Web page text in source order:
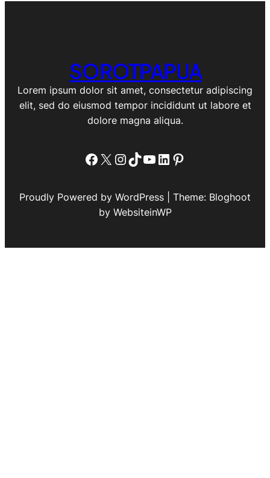
SOROTPAPUA
Lorem ipsum dolor sit amet, consectetur adipiscing
elit, sed do eiusmod tempor incididunt ut labore et
dolore magna aliqua.
Facebook
X Instagram
TikTok
YouTube
LinkedIn
Pinterest
Proudly Powered by WordPress | Theme: Bloghoot
by WebsiteinWP